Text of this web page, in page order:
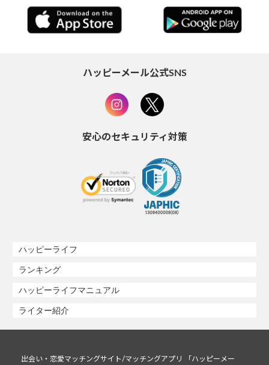
ハッピーメール公式SNS
安心のセキュリティ対策
ハッピーライフ
ランキング
ハッピーライフマニュアル
ライター紹介
出会い・恋愛マッチングサイト/マッチングアプリ 「ハッピーメー